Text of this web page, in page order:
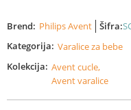
Brend: Philips Avent Šifra:
Kategorija: Varalice za bebe
Kolekcija: Avent cucle,
Avent varalice